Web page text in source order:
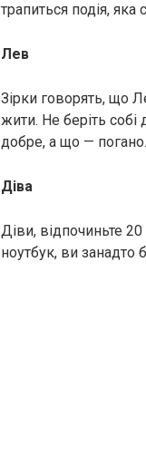
трапиться подія,
Лев
Зірки говорять, що
жити. Не беріть
добре, а що — погано.
Діва
Діви, відпочиньте
ноутбук, ви занадто